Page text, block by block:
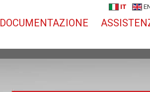
IT
DOCUMENTAZIONE